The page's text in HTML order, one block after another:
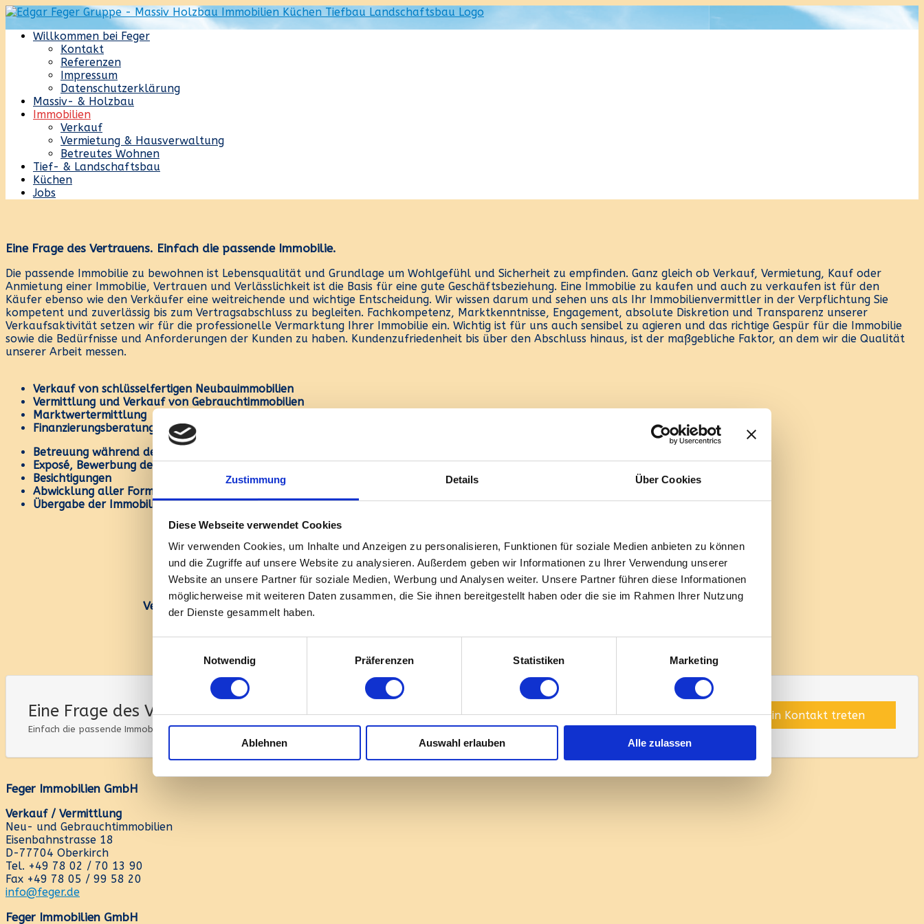
Zustimmung Details Über Cookies
Diese Webseite verwendet Cookies
Wir verwenden Cookies, um Inhalte und Anzeigen zu personalisieren, Funktionen für soziale Medien anbieten zu können
und die Zugriffe auf unsere Website zu analysieren. Außerdem geben wir Informationen zu Ihrer Verwendung unserer
Website an unsere Partner für soziale Medien, Werbung und Analysen weiter. Unsere Partner führen diese Informationen
möglicherweise mit weiteren Daten zusammen, die Sie ihnen bereitgestellt haben oder die sie im Rahmen Ihrer Nutzung
der Dienste gesammelt haben.
Notwendig
Präferenzen Statistiken Marketing
Ablehnen Auswahl erlauben Alle zulassen
Willkommen bei Feger
Kontakt
Referenzen
Impressum
Datenschutzerklärung
Massiv- & Holzbau
Immobilien
Verkauf
Vermietung & Hausverwaltung
Betreutes Wohnen
Tief- & Landschaftsbau
Küchen
Jobs
Eine Frage des Vertrauens. Einfach die passende Immobilie.
Die passende Immobilie zu bewohnen ist Lebensqualität und Grundlage um Wohlgefühl und Sicherheit zu empfinden. Ganz gleich ob Verkauf, Vermietung, Kauf oder
Anmietung einer Immobilie, Vertrauen und Verlässlichkeit ist die Basis für eine gute Geschäftsbeziehung. Eine Immobilie zu kaufen und auch zu verkaufen ist für den
Käufer ebenso wie den Verkäufer eine weitreichende und wichtige Entscheidung. Wir wissen darum und sehen uns als Ihr Immobilienvermittler in der Verpflichtung Sie
kompetent und zuverlässig bis zum Vertragsabschluss zu begleiten. Fachkompetenz, Marktkenntnisse, Engagement, absolute Diskretion und Transparenz unserer
Verkaufsaktivität setzen wir für die professionelle Vermarktung Ihrer Immobilie ein. Wichtig ist für uns auch sensibel zu agieren und das richtige Gespür für die Immobilie
sowie die Bedürfnisse und Anforderungen der Kunden zu haben. Kundenzufriedenheit bis über den Abschluss hinaus, ist der maßgebliche Faktor, an dem wir die Qualität
unserer Arbeit messen.
Verkauf von schlüsselfertigen Neubauimmobilien
Vermittlung und Verkauf von Gebrauchtimmobilien
Marktwertermittlung
Finanzierungsberatung
Betreuung während der Verkaufsphase
Exposé, Bewerbung der Immobilie
Besichtigungen
Abwicklung aller Formalitäten bis zum notariellen Vertragsabschluss
Übergabe der Immobilie
Verkauf
Zum Verkauf
Vermietung & Hausverwaltung
Eine Frage des Vertrauens.
Einfach die passende Immobilie. Feger.
Jetzt direkt mit uns in Kontakt treten
Feger Immobilien GmbH
Verkauf / Vermittlung
Neu- und Gebrauchtimmobilien
Eisenbahnstrasse 18
D-77704 Oberkirch
Tel. +49 78 02 / 70 13 90
Fax +49 78 05 / 99 58 20
info@feger.de
Feger Immobilien GmbH